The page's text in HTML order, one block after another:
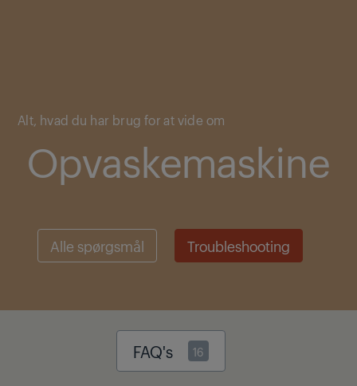
Alt, hvad du har brug for at vide om
Opvaskemaskine
Alle spørgsmål Troubleshooting
FAQ's 16